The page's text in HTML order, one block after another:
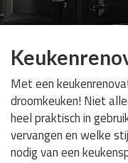
Met een
droomkeuken! Niet
heel praktisch in
vervangen en welke
nodig van een